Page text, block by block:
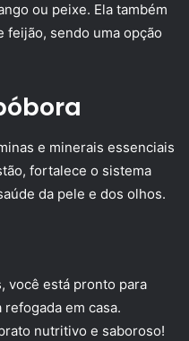
ou peixe. Ela também
feijão, sendo uma opção
e minerais essenciais
fortalece o sistema
da pele e dos olhos.
você está pronto para
em casa.
nutritivo e saboroso!